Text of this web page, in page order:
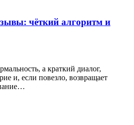
чёткий алгоритм и
а краткий диалог,
и, если повезло, возвращает